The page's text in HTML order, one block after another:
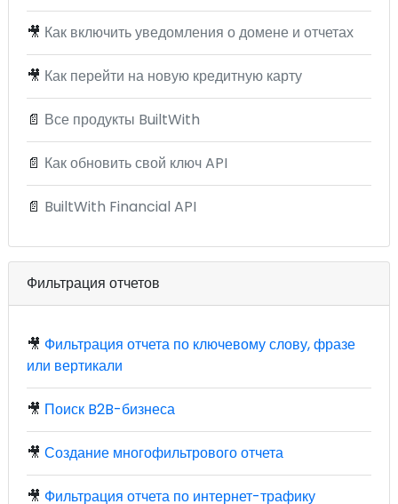
🎥 Как включить уведомления о домене и отчетах
🎥 Как перейти на новую кредитную карту
📄 Все продукты BuiltWith
📄 Как обновить свой ключ API
📄 BuiltWith Financial API
Фильтрация отчетов
🎥 Фильтрация отчета по ключевому слову, фразе
или вертикали
🎥 Поиск B2B-бизнеса
🎥 Создание многофильтрового отчета
🎥 Фильтрация отчета по интернет-трафику